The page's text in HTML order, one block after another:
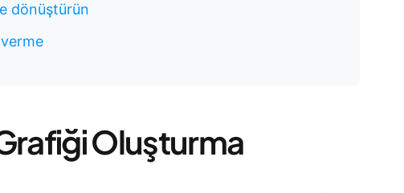
dönüştürün
Oluşturma